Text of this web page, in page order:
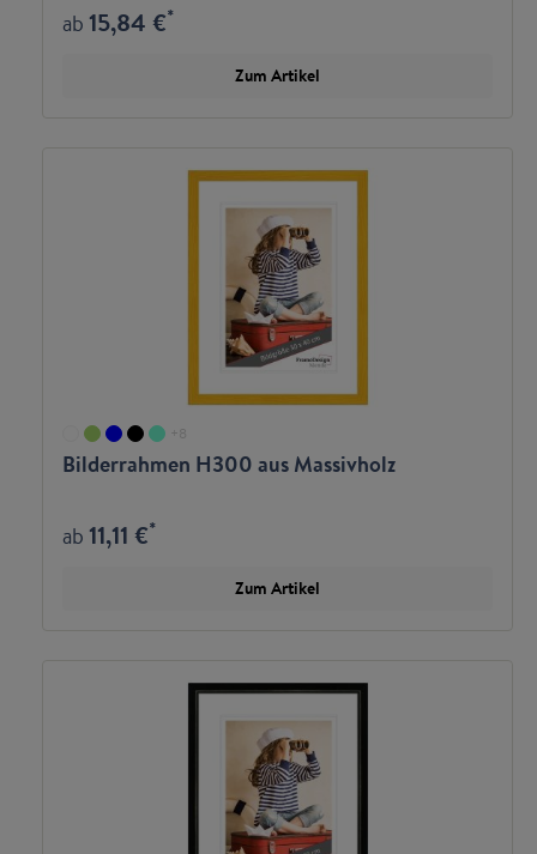
ab15,84 €*
Zum Artikel
+8
Bilderrahmen H300 aus Massivholz
ab11,11 €*
Zum Artikel